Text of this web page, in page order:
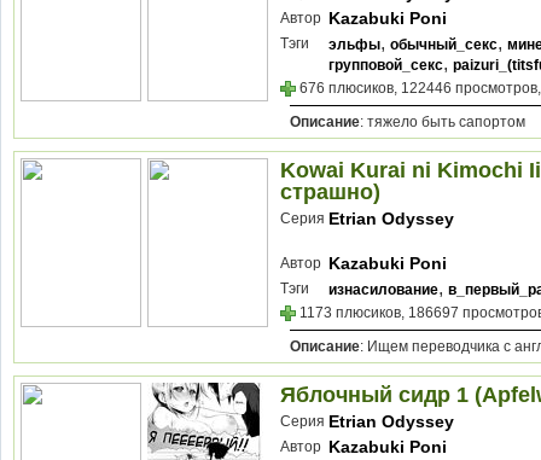
Автор Kazabuki Poni
Тэги эльфы, обычный_секс,
групповой_секс,
676 плюсиков, 122446
Описание: тяжело быть сапортом
Kowai Kurai ni Kimochi
страшно)
Серия Etrian Odyssey
Автор Kazabuki Poni
Тэги изнасилование,
1173 плюсиков, 186697
Описание: Ищем переводчика с
Яблочный сидр 1
Серия Etrian Odyssey
Автор Kazabuki Poni